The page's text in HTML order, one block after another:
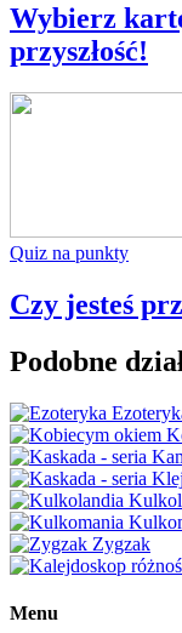
Wybierz
przyszłość!
Quiz na punkty
Czy jesteś
Podobne
Zygzak
Menu